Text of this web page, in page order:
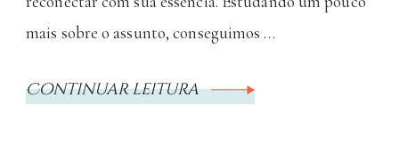
mais sobre o assunto, conseguimos …
Continuar leitura